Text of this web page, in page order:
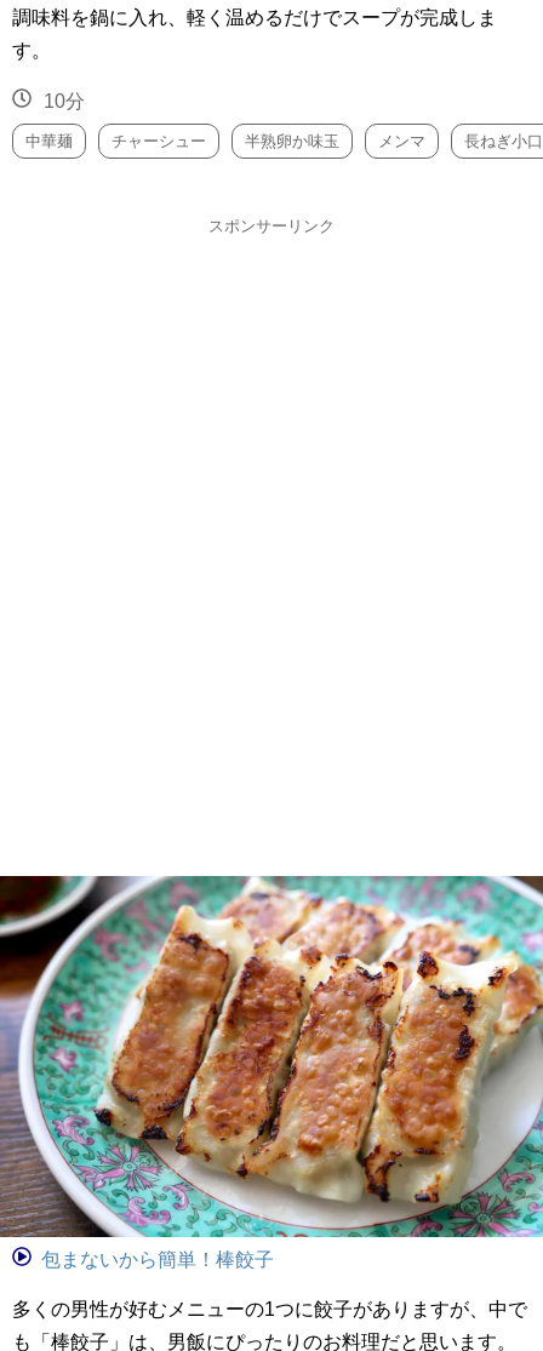
調味料を鍋に入れ、軽く温めるだけでスープが完成しま
す。
10分
中華麺 チャーシュー 半熟卵か味玉 メンマ 長ねぎ小
スポンサーリンク
包まないから簡単！棒餃子
多くの男性が好むメニューの1つに餃子がありますが、中で
も「棒餃子」は、男飯にぴったりのお料理だと思います。